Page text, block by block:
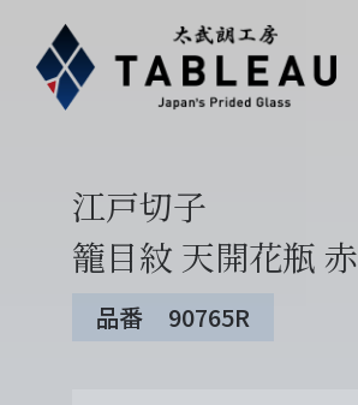
江戸切子
籠目紋 天開花瓶 赤
品番 90765R